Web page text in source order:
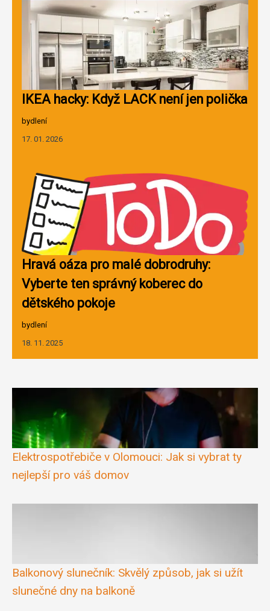
IKEA hacky: Když LACK není jen polička
bydlení
17. 01. 2026
Hravá oáza pro malé dobrodruhy:
Vyberte ten správný koberec do
dětského pokoje
bydlení
18. 11. 2025
Elektrospotřebiče v Olomouci: Jak si vybrat ty
nejlepší pro váš domov
Balkonový slunečník: Skvělý způsob, jak si užít
slunečné dny na balkoně